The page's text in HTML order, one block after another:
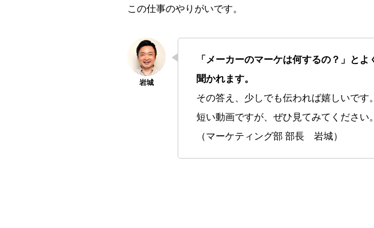
この仕事のやりがいです。
「メーカーのマーケは何するの？」とよ
聞かれます。
その答え、少しでも伝われば嬉しいです。
短い動画ですが、ぜひ見てみてください。
（マーケティング部 部長 岩城）